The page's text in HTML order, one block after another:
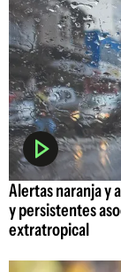
Alertas naranja y
y persistentes
extratropical